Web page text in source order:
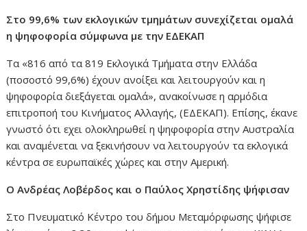
Στο 99,6% των εκλογικών τμημάτων συνεχίζεται ομαλά
η ψηφοφορία σύμφωνα με την ΕΔΕΚΑΠ
Τα «816 από τα 819 Εκλογικά Τμήματα στην Ελλάδα
(ποσοστό 99,6%) έχουν ανοίξει και λειτουργούν και η
ψηφοφορία διεξάγεται ομαλά», ανακοίνωσε η αρμόδια
επιτροποή του Κινήματος Αλλαγής, (ΕΔΕΚΑΠ). Επίσης, έκανε
γνωστό ότι εχει ολοκληρωθεί η ψηφοφορία στην Αυστραλία
και αναμένεται να ξεκινήσουν να λειτουργούν τα εκλογικά
κέντρα σε ευρωπαϊκές χώρες και στην Αμερική.
Ο Ανδρέας Λοβέρδος και ο Παύλος Χρηστίδης ψήφισαν
Στο Πνευματικό Κέντρο του δήμου Μεταμόρφωσης ψήφισε